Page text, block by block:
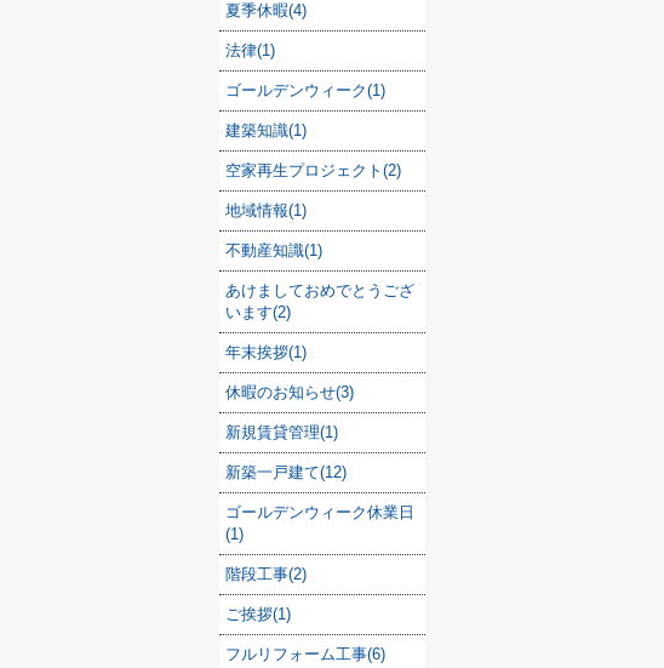
夏季休暇(4)
法律(1)
ゴールデンウィーク(1)
建築知識(1)
空家再生プロジェクト(2)
地域情報(1)
不動産知識(1)
あけましておめでとうござ
います(2)
年末挨拶(1)
休暇のお知らせ(3)
新規賃貸管理(1)
新築一戸建て(12)
ゴールデンウィーク休業日
(1)
階段工事(2)
ご挨拶(1)
フルリフォーム工事(6)